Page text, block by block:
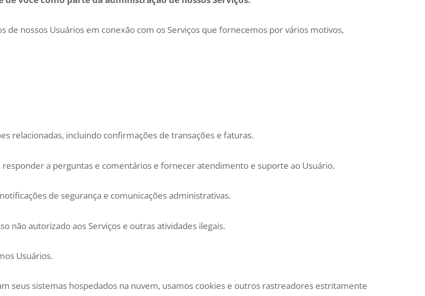
de nossos Usuários em conexão com os Serviços que fornecemos por vários motivos,
relacionadas, incluindo confirmações de transações e faturas.
responder a perguntas e comentários e fornecer atendimento e suporte ao Usuário.
de segurança e comunicações administrativas.
não autorizado aos Serviços e outras atividades ilegais.
Usuários.
seus sistemas hospedados na nuvem, usamos cookies e outros rastreadores estritamente